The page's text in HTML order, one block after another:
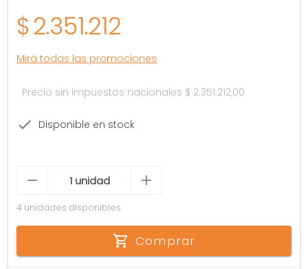
$2.351.212
Mirá todas las promociones
Precio sin impuestos nacionales $ 2.351.212,00
Disponible en stock
4 unidades disponibles
Comprar